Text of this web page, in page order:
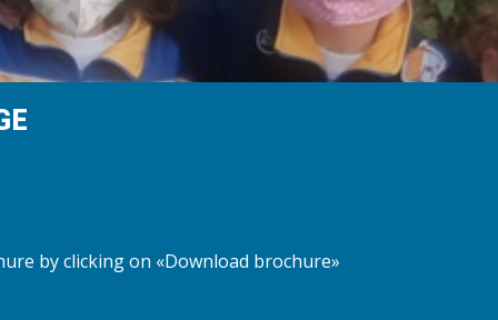
by clicking on «Download brochure»